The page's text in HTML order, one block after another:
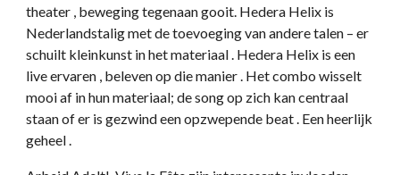
theater , beweging tegenaan gooit. Hedera Helix is
Nederlandstalig met de toevoeging van andere talen – er
schuilt kleinkunst in het materiaal . Hedera Helix is een
live ervaren , beleven op die manier . Het combo wisselt
mooi af in hun materiaal; de song op zich kan centraal
staan of er is gezwind een opzwepende beat . Een heerlijk
geheel .